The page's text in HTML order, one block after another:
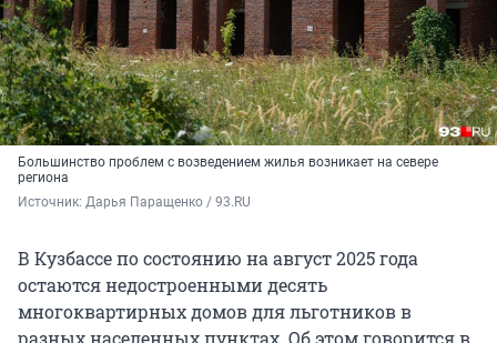
Большинство проблем с возведением жилья возникает на севере
региона
Источник: Дарья Паращенко / 93.RU
В Кузбассе по состоянию на август 2025 года
остаются недостроенными десять
многоквартирных домов для льготников в
разных населенных пунктах. Об этом говорится в